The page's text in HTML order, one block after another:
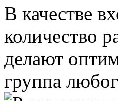
В качестве
количество
делают
группа